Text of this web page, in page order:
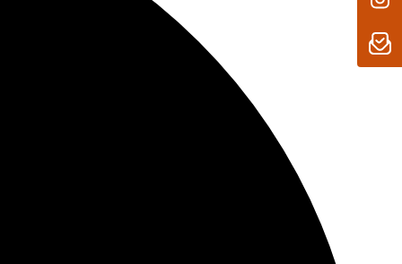
strahlungsfrei – auch wenn mehrere Mobilteile
und alle Mobilteile ECO DECT unterstützen. Während
automatisch an die Entfernung zwischen
Je geringer der Abstand zur Basisstation, desto
die maximale DECT-Reichweite zu nutzen, kann der